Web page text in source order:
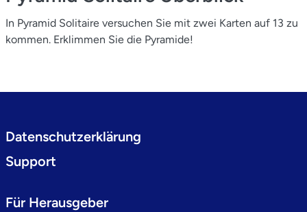
In Pyramid Solitaire versuchen Sie mit zwei Karten auf 13 zu
kommen. Erklimmen Sie die Pyramide!
Datenschutzerklärung
Support
Für Herausgeber